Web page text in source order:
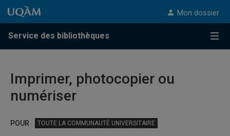
Passer au contenu
Accéder au menu principal
Accéder à la recherche
Passer au contenu
Accéder au menu principal
Mon dossier
Service des bibliothèques
Imprimer, photocopier ou
numériser
POUR TOUTE LA COMMUNAUTÉ UNIVERSITAIRE